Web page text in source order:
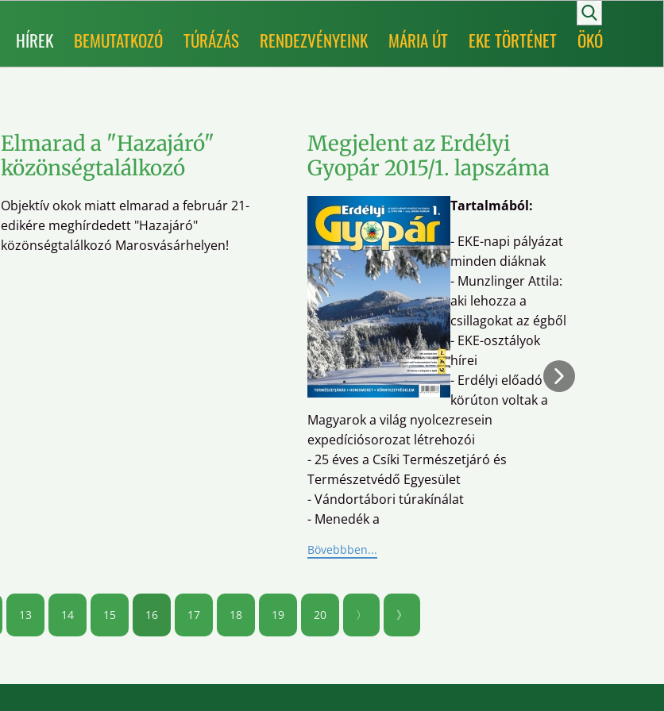
HÍREK BEMUTATKOZÓ TÚRÁZÁS RENDEZVÉNYEINK MÁRIA ÚT EKE TÖRTÉNET ÖKÓ
Elmarad a "Hazajáró"
közönségtalálkozó
Objektív okok miatt elmarad a február 21-
edikére meghírdedett "Hazajáró"
közönségtalálkozó Marosvásárhelyen!
Megjelent az Erdélyi
Gyopár 2015/1. lapszáma
Tartalmából:
- EKE-napi pályázat
minden diáknak
- Munzlinger Attila:
aki lehozza a
csillagokat az égből
- EKE-osztályok
hírei
- Erdélyi előadó
körúton voltak a
Magyarok a világ nyolcezresein
expedíciósorozat létrehozói
- 25 éves a Csíki Természetjáró és
Természetvédő Egyesület
- Vándortábori túrakínálat
- Menedék a
Bövebbben...
13 14 15 16 17 18 19 20 〉 》